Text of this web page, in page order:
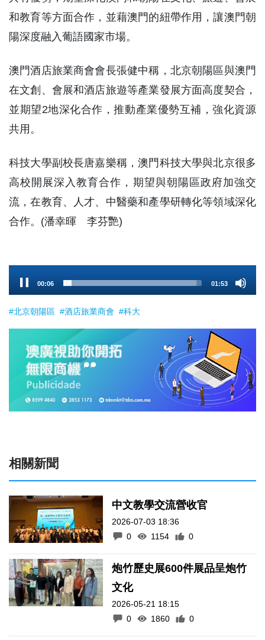
和教育等方面合作，並藉澳門的紐帶作用，讓澳門朝
陽深度融入葡語國家市場。
澳門酒店旅業商會會長張健中稱，北京朝陽區與澳門
在文創、會展和酒店旅遊等產業發展方面高度契合，
並期望2地深化合作，推動產業優勢互補，強化資源
共用。
科技大學副校長唐嘉樂稱，澳門科技大學與北京很多
高校開展深入教育合作，期望與朝陽區政府加強交
流，在教育、人才、中醫藥和產學研轉化等領域深化
合作。(潘幸暉 李芬艷)
Player
00:07 01:53
#北京朝陽區 #酒店旅業商會 #科大
相關新聞
中文教學交流營收官
2026-07-03 18:36
0
1154 0
炮竹歷史展600件展品呈炮竹
文化
2026-05-21 18:15
0
1860 0